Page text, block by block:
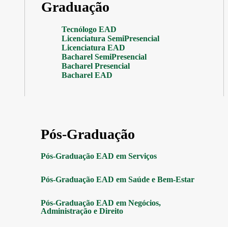
Graduação
Tecnólogo EAD
Licenciatura SemiPresencial
Licenciatura EAD
Bacharel SemiPresencial
Bacharel Presencial
Bacharel EAD
Pós-Graduação
Pós-Graduação EAD em Serviços
Pós-Graduação EAD em Saúde e Bem-Estar
Pós-Graduação EAD em Negócios,
Administração e Direito